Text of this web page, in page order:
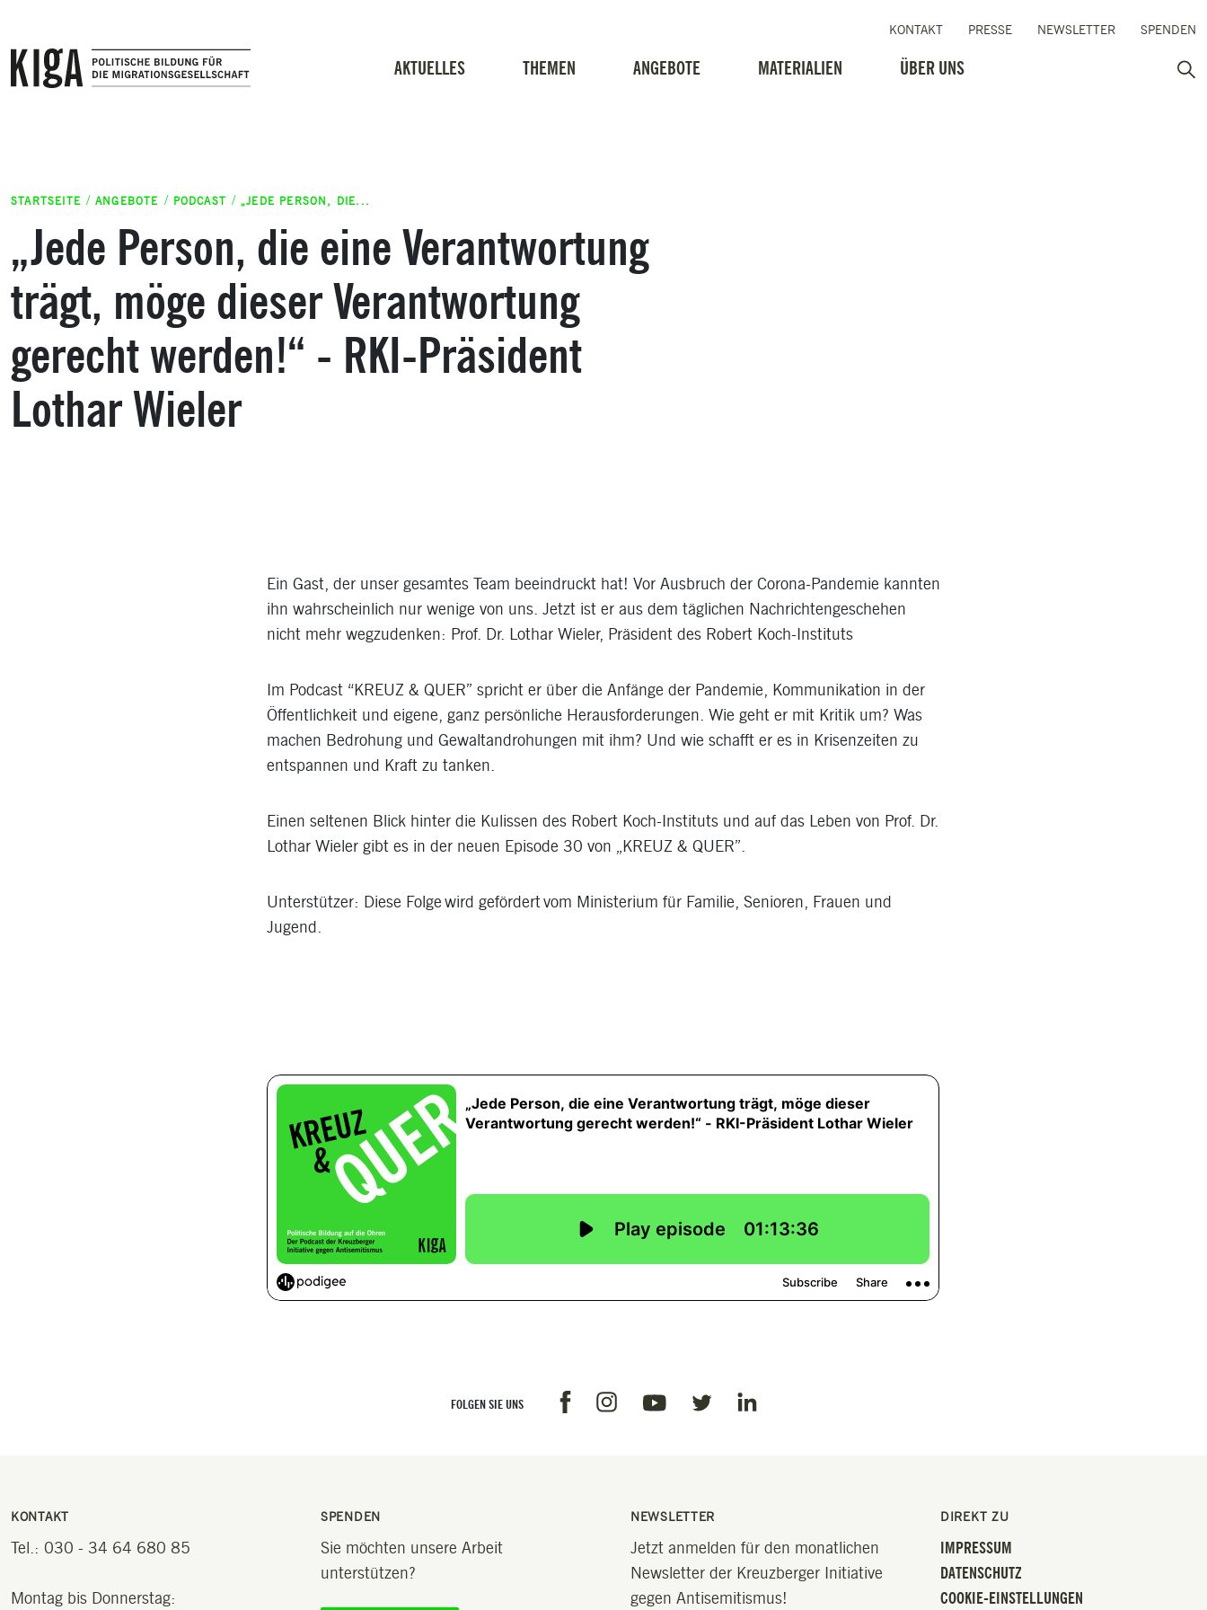
AKTUELLES THEMEN ANGEBOTE MATERIALIEN ÜBER UNS
KONTAKT PRESSE NEWSLETTER SPENDEN
STARTSEITE ANGEBOTE PODCAST „JEDE PERSON, DIE...
„Jede Person, die eine Verantwortung
trägt, möge dieser Verantwortung
gerecht werden!“ - RKI-Präsident
Lothar Wieler
Ein Gast, der unser gesamtes Team beeindruckt hat! Vor Ausbruch der Corona-Pandemie kannten
ihn wahrscheinlich nur wenige von uns. Jetzt ist er aus dem täglichen Nachrichtengeschehen
nicht mehr wegzudenken: Prof. Dr. Lothar Wieler, Präsident des Robert Koch-Instituts
Im Podcast “KREUZ & QUER” spricht er über die Anfänge der Pandemie, Kommunikation in der
Öffentlichkeit und eigene, ganz persönliche Herausforderungen. Wie geht er mit Kritik um? Was
machen Bedrohung und Gewaltandrohungen mit ihm? Und wie schafft er es in Krisenzeiten zu
entspannen und Kraft zu tanken.
Einen seltenen Blick hinter die Kulissen des Robert Koch-Instituts und auf das Leben von Prof. Dr.
Lothar Wieler gibt es in der neuen Episode 30 von „KREUZ & QUER”.
Unterstützer: Diese Folge wird gefördert vom Ministerium für Familie, Senioren, Frauen und
Jugend.
FOLGEN SIE UNS FacebookInstagramYoutubeTwitterLinkedin
KONTAKT
Tel.: 030 - 34 64 680 85
Montag bis Donnerstag:
SPENDEN
Sie möchten unsere Arbeit
unterstützen?
NEWSLETTER
Jetzt anmelden für den monatlichen
Newsletter der Kreuzberger Initiative
gegen Antisemitismus!
DIREKT ZU
IMPRESSUM
DATENSCHUTZ
COOKIE-EINSTELLUNGEN